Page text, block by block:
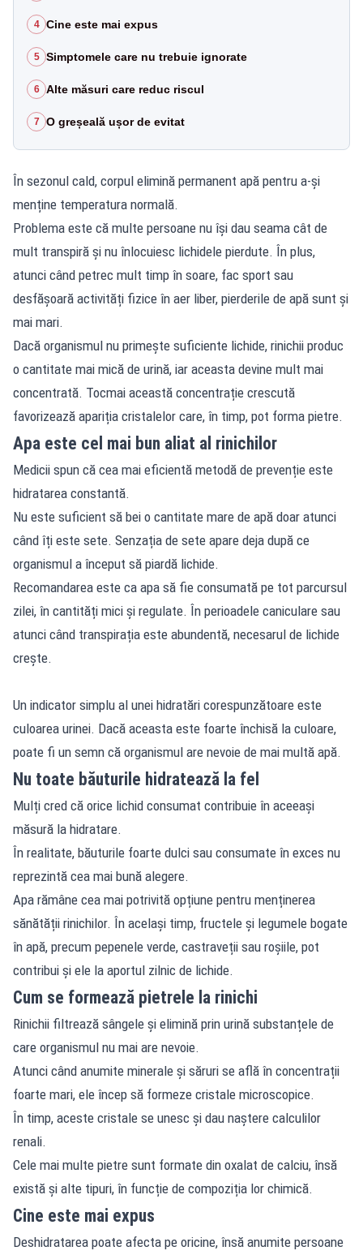
4 Cine este mai expus
5 Simptomele care nu trebuie ignorate
6 Alte măsuri care reduc riscul
7 O greșeală ușor de evitat
În sezonul cald, corpul elimină permanent apă pentru a-și
menține temperatura normală.
Problema este că multe persoane nu își dau seama cât de
mult transpiră și nu înlocuiesc lichidele pierdute. În plus,
atunci când petrec mult timp în soare, fac sport sau
desfășoară activități fizice în aer liber, pierderile de apă sunt și
mai mari.
Dacă organismul nu primește suficiente lichide, rinichii produc
o cantitate mai mică de urină, iar aceasta devine mult mai
concentrată. Tocmai această concentrație crescută
favorizează apariția cristalelor care, în timp, pot forma pietre.
Apa este cel mai bun aliat al rinichilor
Medicii spun că cea mai eficientă metodă de prevenție este
hidratarea constantă.
Nu este suficient să bei o cantitate mare de apă doar atunci
când îți este sete. Senzația de sete apare deja după ce
organismul a început să piardă lichide.
Recomandarea este ca apa să fie consumată pe tot parcursul
zilei, în cantități mici și regulate. În perioadele caniculare sau
atunci când transpirația este abundentă, necesarul de lichide
crește.
Un indicator simplu al unei hidratări corespunzătoare este
culoarea urinei. Dacă aceasta este foarte închisă la culoare,
poate fi un semn că organismul are nevoie de mai multă apă.
Nu toate băuturile hidratează la fel
Mulți cred că orice lichid consumat contribuie în aceeași
măsură la hidratare.
În realitate, băuturile foarte dulci sau consumate în exces nu
reprezintă cea mai bună alegere.
Apa rămâne cea mai potrivită opțiune pentru menținerea
sănătății rinichilor. În același timp, fructele și legumele bogate
în apă, precum pepenele verde, castraveții sau roșiile, pot
contribui și ele la aportul zilnic de lichide.
Cum se formează pietrele la rinichi
Rinichii filtrează sângele și elimină prin urină substanțele de
care organismul nu mai are nevoie.
Atunci când anumite minerale și săruri se află în concentrații
foarte mari, ele încep să formeze cristale microscopice.
În timp, aceste cristale se unesc și dau naștere calculilor
renali.
Cele mai multe pietre sunt formate din oxalat de calciu, însă
există și alte tipuri, în funcție de compoziția lor chimică.
Cine este mai expus
Deshidratarea poate afecta pe oricine, însă anumite persoane